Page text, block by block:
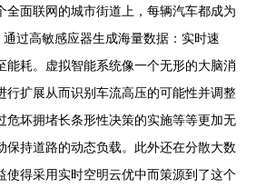
全面联网的城市街道上，每辆汽车都成为
通过高敏感应器生成海量数据：实时速
能耗。虚拟智能系统像一个无形的大脑消
行扩展从而识别车流高压的可能性并调整
危坏拥堵长条形性决策的实施等等更加无
保持道路的动态负载。此外还在分散大数
使得采用实时空明云优中而策源到了这个